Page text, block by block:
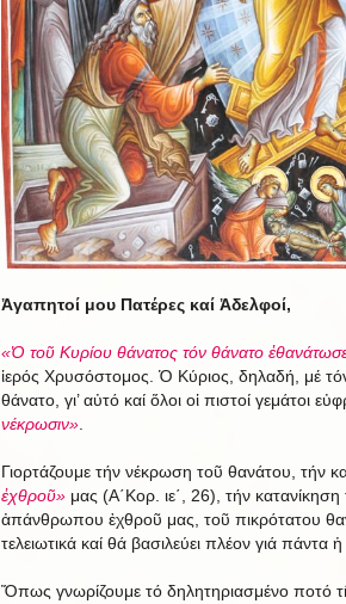
Ἀγαπητοί μου Πατέρες καί Ἀδελφοί,
«Ὁ τοῦ Κυρίου θάνατος τόν θάνατο
ἱερός Χρυσόστομος. Ὁ Κύριος, δηλαδή, μέ
θάνατο, γι’ αὐτό καί ὅλοι οἱ πιστοί γεμάτοι
νέκρωσιν».
Γιορτάζουμε τήν νέκρωση τοῦ θανάτου, τήν
ἐχθροῦ»μας (Α΄Κορ. ιε΄, 26), τήν κατανίκηση
ἀπάνθρωπου ἐχθροῦ μας, τοῦ πικρότατου
τελειωτικά καί θά βασιλεύει πλέον γιά πάντα
Ὅπως γνωρίζουμε τό δηλητηριασμένο ποτό